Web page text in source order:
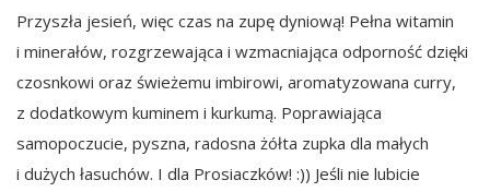
Przyszła jesień, więc czas na zupę dyniową! Pełna witamin
i minerałów, rozgrzewająca i wzmacniająca odporność dzięki
czosnkowi oraz świeżemu imbirowi, aromatyzowana curry,
z dodatkowym kuminem i kurkumą. Poprawiająca
samopoczucie, pyszna, radosna żółta zupka dla małych
i dużych łasuchów. I dla Prosiaczków! :)) Jeśli nie lubicie